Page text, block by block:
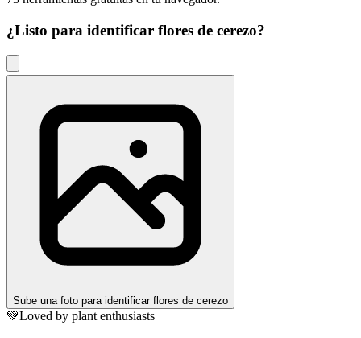
¿Listo para identificar flores de cerezo?
Sube una foto para identificar flores de cerezo
💚Loved by plant enthusiasts